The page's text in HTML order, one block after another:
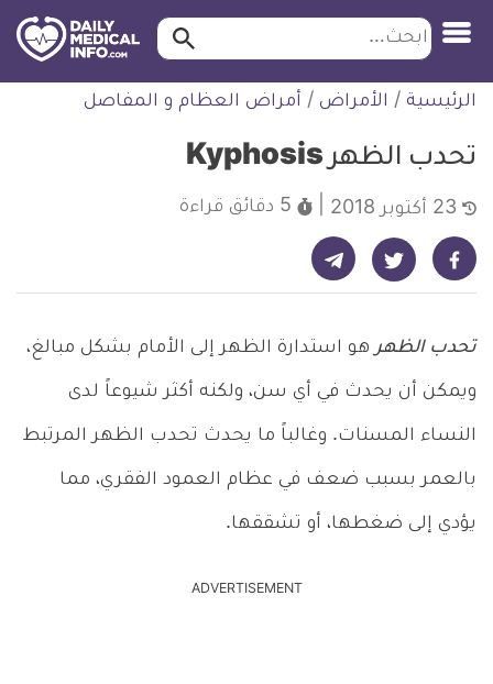
التخطي
للمحتوى
طبية
ابحث ابحث…
الرئيسية / الأمراض / أمراض العظام و المفاصل
تحدب الظهر Kyphosis
5 دقائق قراءة
شارك على فيسبوك - ديلي ميديكال انفو شارك على تويتر - ديلي ميديكال انفو شارك على تيليجرام - ديلي ميديكال انفو
تحدب الظهر هو استدارة الظهر إلى الأمام بشكل مبالغ،
ويمكن أن يحدث في أي سن، ولكنه أكثر شيوعاً لدى
النساء المسنات. وغالباً ما يحدث تحدب الظهر المرتبط
بالعمر بسبب ضعف في عظام العمود الفقري، مما
يؤدي إلى ضغطها، أو تشققها.
ADVERTISEMENT